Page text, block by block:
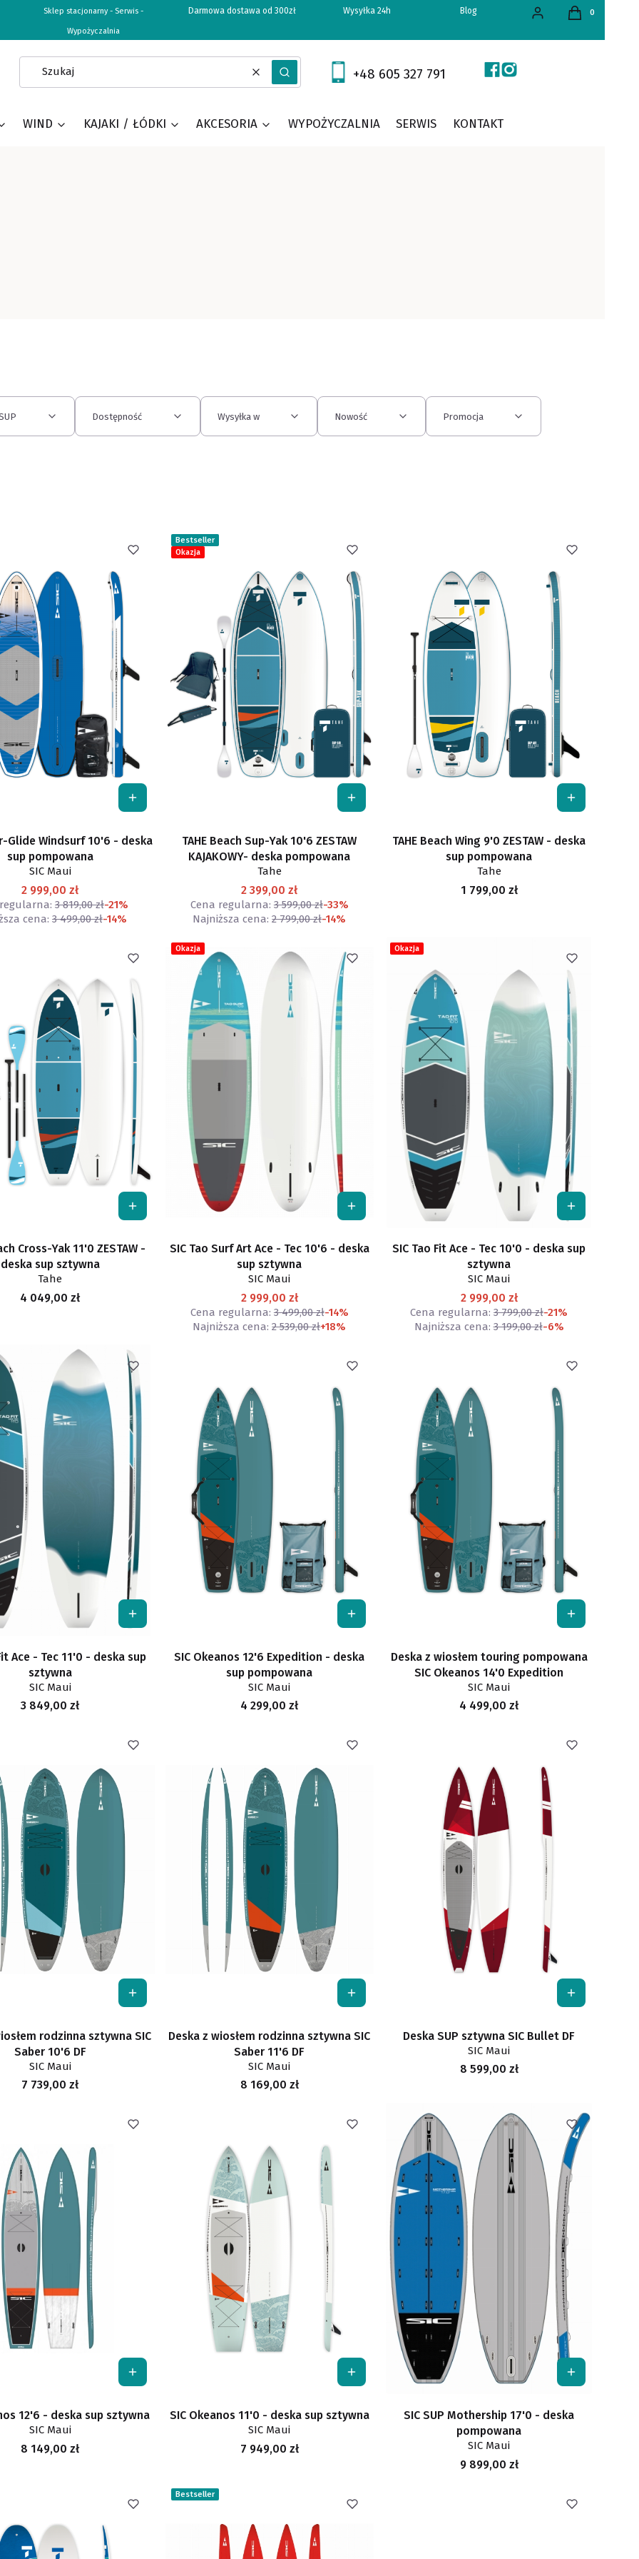
Sklep stacjonarny - Serwis -
Wypożyczalnia
Darmowa dostawa od 300zł Wysyłka 24h Blog Zaloguj sięProdukty w
Koszyk
WyczyśćSzukaj +48 605 327 791
WIND KAJAKI / ŁÓDKI AKCESORIA WYPOŻYCZALNIA SERWIS KONTAKT
Dostępność Wysyłka w Nowość Promocja
Glide Windsurf 10'6 - deska
sup pompowana
SIC Maui
2 999,00 zł
3 819,00 zł-21%
cena: 3 499,00 zł-14%
Okazja
Bestseller
TAHE Beach Sup-Yak 10'6 ZESTAW
KAJAKOWY- deska pompowana
Tahe
2 399,00 zł
Cena regularna: 3 599,00 zł-33%
Najniższa cena: 2 799,00 zł-14%
TAHE Beach Wing 9'0 ZESTAW - deska
sup pompowana
Tahe
Cena
1 799,00 zł
Cross-Yak 11'0 ZESTAW -
deska sup sztywna
Tahe
Cena
4 049,00 zł
Okazja
SIC Tao Surf Art Ace - Tec 10'6 - deska
sup sztywna
SIC Maui
2 999,00 zł
Cena regularna: 3 499,00 zł-14%
Najniższa cena: 2 539,00 zł+18%
Okazja
SIC Tao Fit Ace - Tec 10'0 - deska sup
sztywna
SIC Maui
2 999,00 zł
Cena regularna: 3 799,00 zł-21%
Najniższa cena: 3 199,00 zł-6%
Ace - Tec 11'0 - deska sup
sztywna
SIC Maui
Cena
3 849,00 zł
SIC Okeanos 12'6 Expedition - deska
sup pompowana
SIC Maui
Cena
4 299,00 zł
Deska z wiosłem touring pompowana
SIC Okeanos 14'0 Expedition
SIC Maui
Cena
4 499,00 zł
rodzinna sztywna SIC
Saber 10'6 DF
SIC Maui
Cena
7 739,00 zł
Deska z wiosłem rodzinna sztywna SIC
Saber 11'6 DF
SIC Maui
Cena
8 169,00 zł
Deska SUP sztywna SIC Bullet DF
SIC Maui
Cena
8 599,00 zł
12'6 - deska sup sztywna
SIC Maui
Cena
8 149,00 zł
SIC Okeanos 11'0 - deska sup sztywna
SIC Maui
Cena
7 949,00 zł
SIC SUP Mothership 17'0 - deska
pompowana
SIC Maui
Cena
9 899,00 zł
Bestseller